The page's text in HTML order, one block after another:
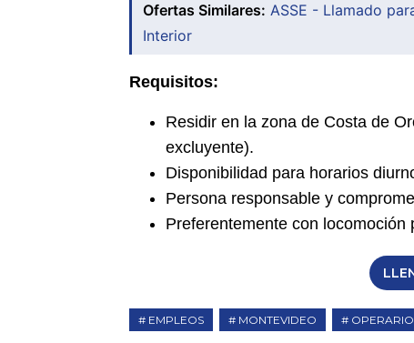
Ofertas Similares: ASSE - Llamado
Interior
Requisitos:
Residir en la zona de Costa de
excluyente).
Disponibilidad para horarios
Persona responsable y
Preferentemente con locomoción
EMPLEOS MONTEVIDEO OPERARIO